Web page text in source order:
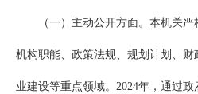
（一）主动公开方面。本机关
机构职能、政策法规、规划计划、
业建设等重点领域。2024年，通过